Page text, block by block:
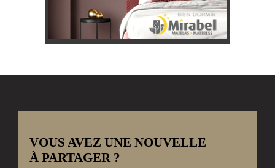
VOUS AVEZ UNE NOUVELLE
À PARTAGER ?